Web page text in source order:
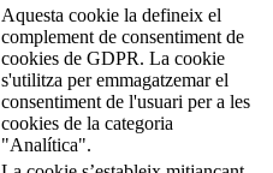
Aquesta cookie la defineix el
complement de consentiment de
cookies de GDPR. La cookie
s'utilitza per emmagatzemar el
consentiment de l'usuari per a les
cookies de la categoria
"Analítica".